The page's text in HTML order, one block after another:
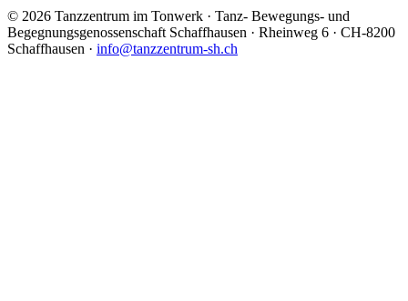
© 2026 Tanzzentrum im Tonwerk · Tanz- Bewegungs- und
Begegnungsgenossenschaft Schaffhausen · Rheinweg 6 · CH-8200
Schaffhausen · info@tanzzentrum-sh.ch